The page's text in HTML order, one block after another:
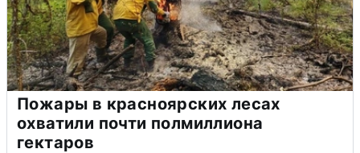
Пожары в красноярских лесах
охватили почти полмиллиона
гектаров